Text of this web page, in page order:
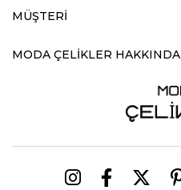
MÜŞTERİ
MODA ÇELİKLER HAKKINDA